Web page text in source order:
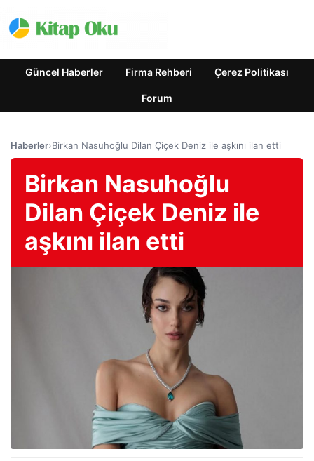
Güncel Haberler Firma Rehberi Çerez Politikası
Forum
Haberler›Birkan Nasuhoğlu Dilan Çiçek Deniz ile aşkını ilan etti
Birkan Nasuhoğlu
Dilan Çiçek Deniz ile
aşkını ilan etti